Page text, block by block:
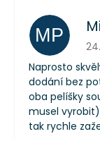
MP
Naprosto
dodání bez
oba pelíšky
musel
tak rychle